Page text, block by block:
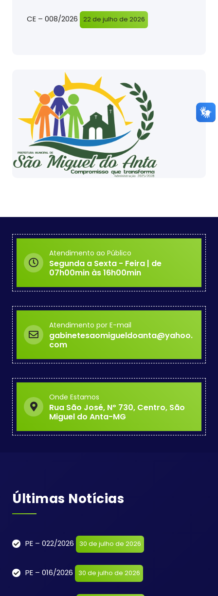
CE – 008/2026 22 de julho de 2026
Atendimento ao Público
Segunda a Sexta - Feira | de
07h00min às 16h00min
Atendimento por E-mail
gabinetesaomigueldoanta@yahoo.
com
Onde Estamos
Rua São José, Nº 730, Centro, São
Miguel do Anta-MG
Últimas Notícias
PE – 022/2026 30 de julho de 2026
PE – 016/2026 30 de julho de 2026